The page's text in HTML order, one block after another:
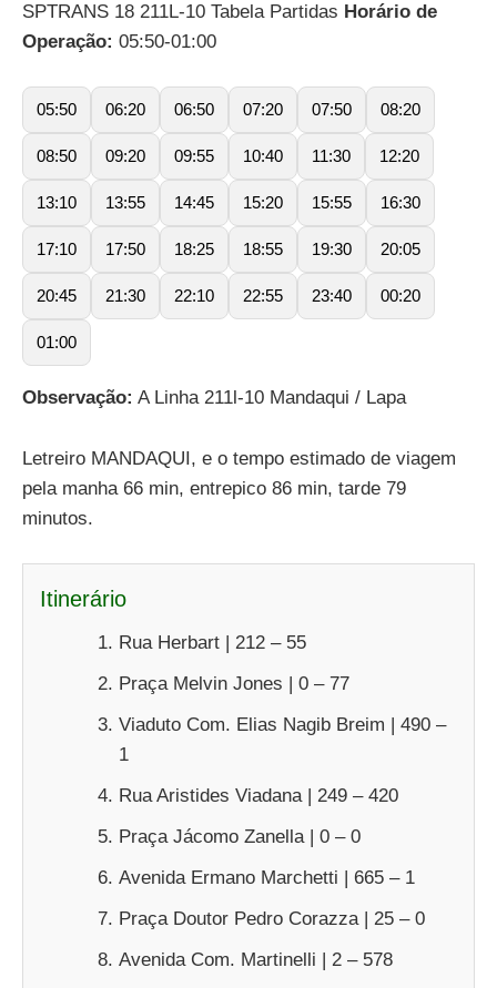
SPTRANS 18 211L-10 Tabela Partidas Horário de
Operação: 05:50-01:00
05:50 06:20 06:50 07:20 07:50 08:20
08:50 09:20 09:55 10:40 11:30 12:20
13:10 13:55 14:45 15:20 15:55 16:30
17:10 17:50 18:25 18:55 19:30 20:05
20:45 21:30 22:10 22:55 23:40 00:20
01:00
Observação: A Linha 211l-10 Mandaqui / Lapa
Letreiro MANDAQUI, e o tempo estimado de viagem
pela manha 66 min, entrepico 86 min, tarde 79
minutos.
Itinerário
Rua Herbart | 212 – 55
Praça Melvin Jones | 0 – 77
Viaduto Com. Elias Nagib Breim | 490 –
1
Rua Aristides Viadana | 249 – 420
Praça Jácomo Zanella | 0 – 0
Avenida Ermano Marchetti | 665 – 1
Praça Doutor Pedro Corazza | 25 – 0
Avenida Com. Martinelli | 2 – 578